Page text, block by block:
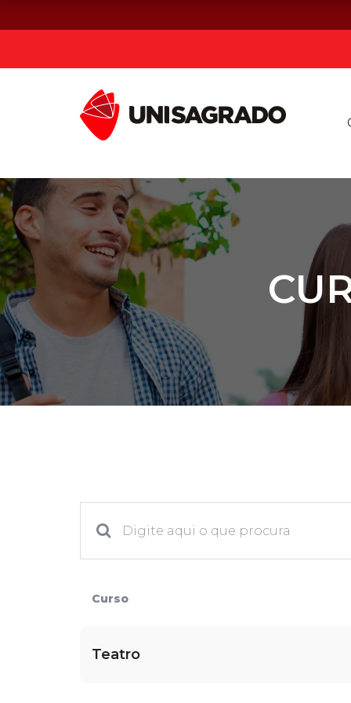
Graduação
Pós-graduação e MBA
Curta Duração
Vestibular
2ª Graduação
Reingresso
Curso
Teatro